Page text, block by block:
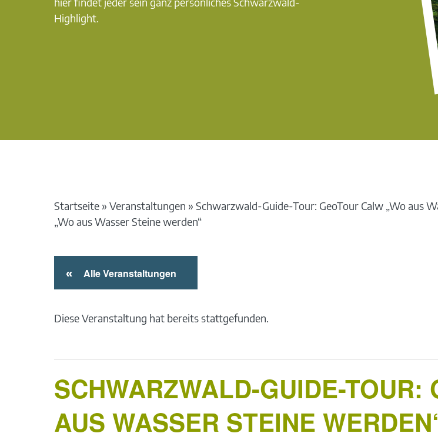
Highlight.
Startseite» Veranstaltungen » Schwarzwald-Guide-Tour: GeoTour Calw „Wo aus
„Wo aus Wasser Steine werden“
« Alle Veranstaltungen
Diese Veranstaltung hat bereits stattgefunden.
SCHWARZWALD-GUIDE-TOUR:
AUS WASSER STEINE